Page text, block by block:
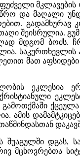
და მაღალი
გადამხურავ
შეისრულია.
მდგომ ბოძს.
მათ
ეკლესია
გამოთქმაში
ამის
დგას,
მცხოვრებთა